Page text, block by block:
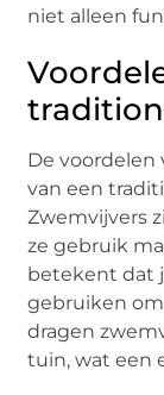
niet alleen
De voordelen
van een
Zwemvijvers
ze gebruik
betekent dat
gebruiken
dragen
tuin, wat een